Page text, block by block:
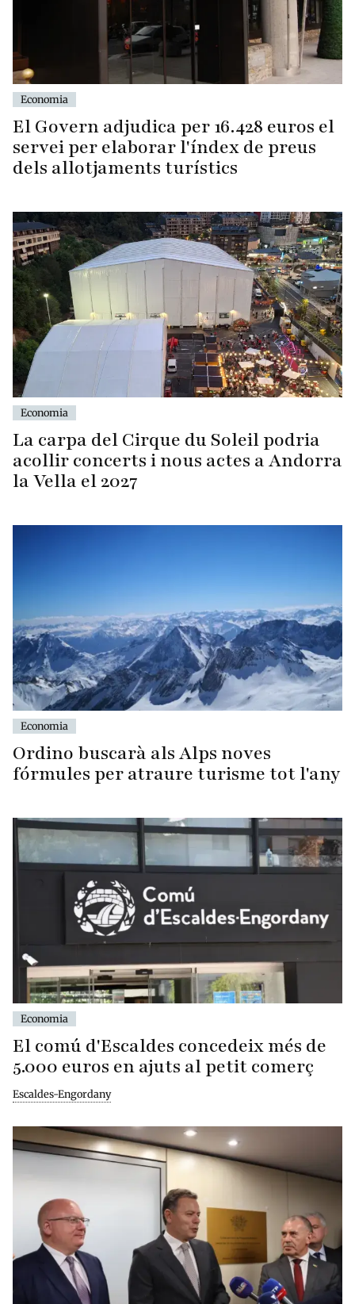
Economia
El Govern adjudica per 16.428 euros el
servei per elaborar l'índex de preus
dels allotjaments turístics
Economia
La carpa del Cirque du Soleil podria
acollir concerts i nous actes a Andorra
la Vella el 2027
Economia
Ordino buscarà als Alps noves
fórmules per atraure turisme tot l'any
Economia
El comú d'Escaldes concedeix més de
5.000 euros en ajuts al petit comerç
Escaldes-Engordany